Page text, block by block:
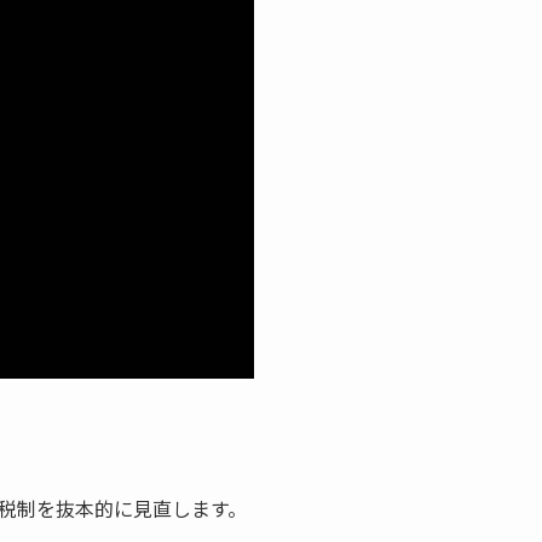
を抜本的に見直します。